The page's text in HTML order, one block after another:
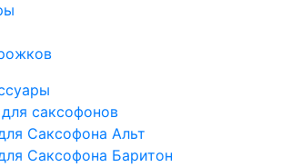
саксофонов
Саксофона Альт
Саксофона Баритон